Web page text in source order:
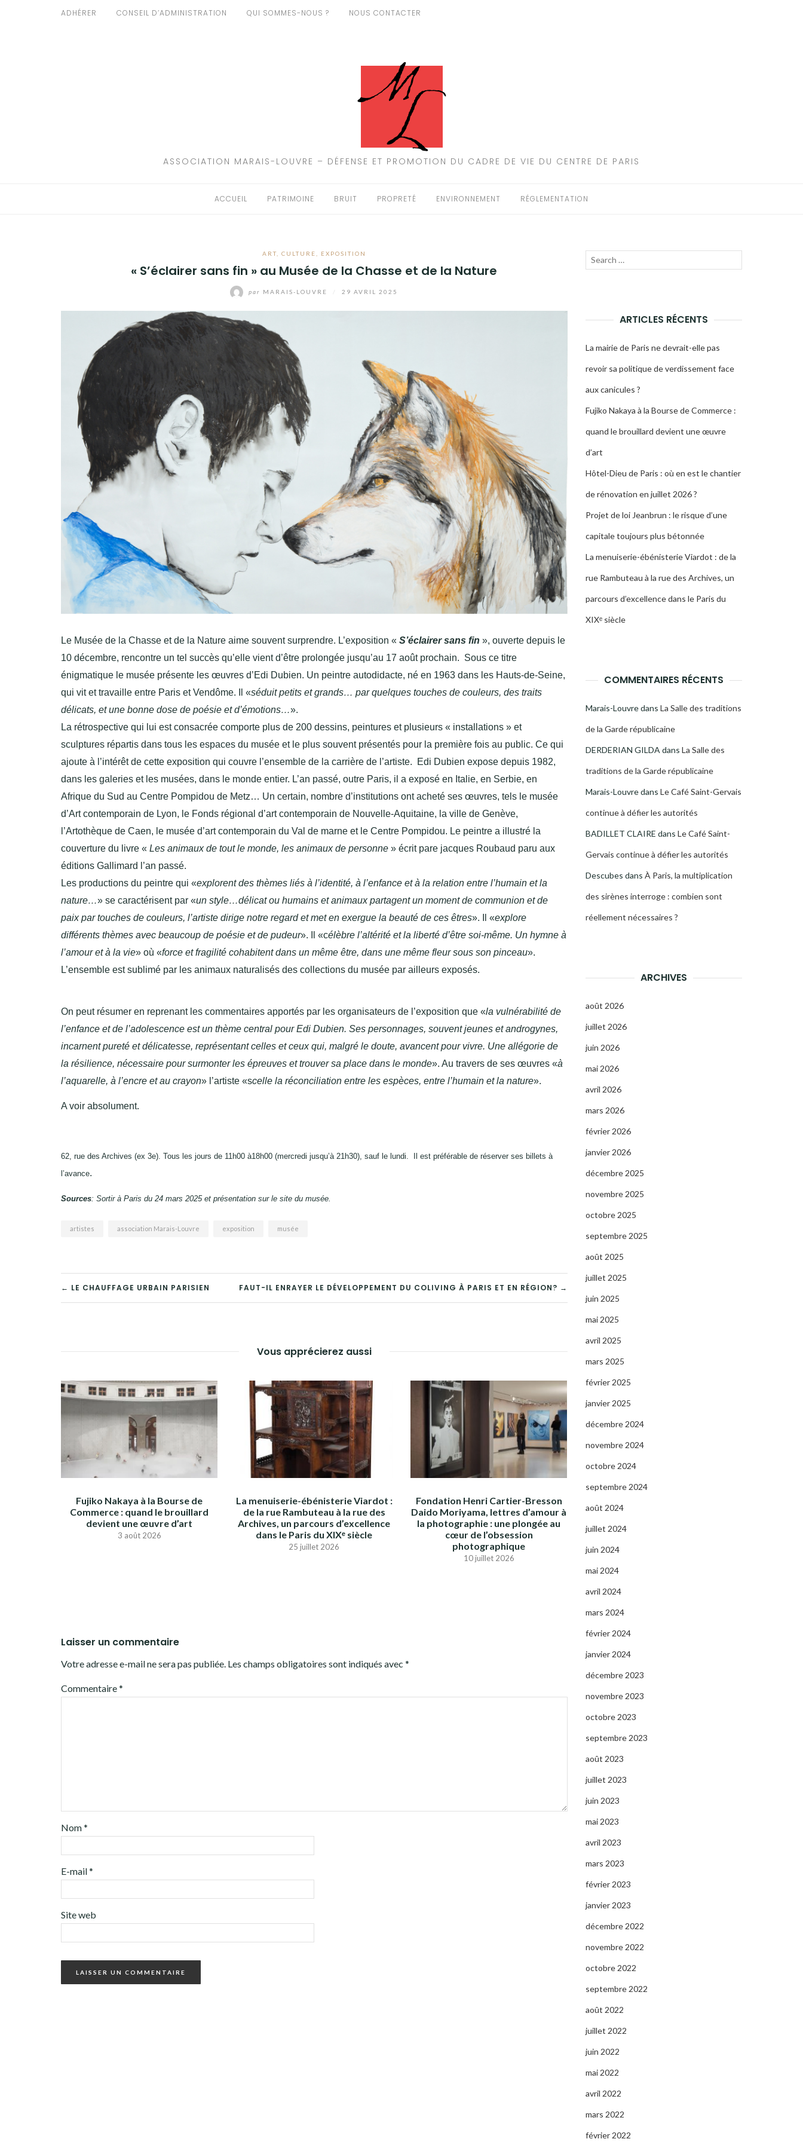
ADHÉRER CONSEIL D’ADMINISTRATION QUI SOMMES-NOUS ? NOUS CONTACTER
ASSOCIATION MARAIS-LOUVRE – DÉFENSE ET PROMOTION DU CADRE DE VIE DU CENTRE DE PARIS
ACCUEIL PATRIMOINE BRUIT PROPRETÉ ENVIRONNEMENT RÉGLEMENTATION
ART, CULTURE EXPOSITION
« S’éclairer sans fin » au Musée de la Chasse et de la Nature
par MARAIS-LOUVRE 29 AVRIL 2025
Le Musée de la Chasse et de la Nature aime souvent surprendre. L’exposition « S’éclairer sans fin », ouverte depuis le
10 décembre, rencontre un tel succès qu’elle vient d’être prolongée jusqu’au 17 août prochain. Sous ce titre
énigmatique le musée présente les œuvres d’Edi Dubien. Un peintre autodidacte, né en 1963 dans les Hauts-de-Seine,
qui vit et travaille entre Paris et Vendôme. Il «séduit petits et grands… par quelques touches de couleurs, des traits
délicats, et une bonne dose de poésie et d’émotions…».
La rétrospective qui lui est consacrée comporte plus de 200 dessins, peintures et plusieurs « installations » et
sculptures répartis dans tous les espaces du musée et le plus souvent présentés pour la première fois au public. Ce qui
ajoute à l’intérêt de cette exposition qui couvre l’ensemble de la carrière de l’artiste.
Edi Dubien expose depuis 1982,
dans les galeries et les musées, dans le monde entier. L’an passé, outre Paris, il a exposé en Italie, en Serbie, en
Afrique du Sud au Centre Pompidou de Metz… Un certain, nombre d’institutions ont acheté ses œuvres, tels le musée
d’Art contemporain de Lyon, le Fonds régional d’art contemporain de Nouvelle-Aquitaine, la ville de Genève,
l’Artothèque de Caen, le musée d’art contemporain du Val de marne et le Centre Pompidou. Le peintre a illustré la
couverture du livre « Les animaux de tout le monde, les animaux de personne » écrit pare jacques Roubaud paru aux
éditions Gallimard l’an passé.
Les productions du peintre qui «explorent des thèmes liés à l’identité, à l’enfance et à la relation entre l’humain et la
nature…» se caractérisent par «un style…délicat ou humains et animaux partagent un moment de communion et de
paix par touches de couleurs, l’artiste dirige notre regard et met en exergue la beauté de ces êtres». Il «explore
différents thèmes avec beaucoup de poésie et de pudeur». Il «célèbre l’altérité et la liberté d’être soi-même. Un hymne à
l’amour et à la vie» où «force et fragilité cohabitent dans un même être, dans une même fleur sous son pinceau».
L’ensemble est sublimé par les animaux naturalisés des collections du musée par ailleurs exposés.
On peut résumer en reprenant les commentaires apportés par les organisateurs de l’exposition que «la vulnérabilité de
l’enfance et de l’adolescence est un thème central pour Edi Dubien. Ses personnages, souvent jeunes et androgynes,
incarnent pureté et délicatesse, représentant celles et ceux qui, malgré le doute, avancent pour vivre. Une allégorie de
la résilience, nécessaire pour surmonter les épreuves et trouver sa place dans le monde». Au travers de ses œuvres «à
l’aquarelle, à l’encre et au crayon» l’artiste «scelle la réconciliation entre les espèces, entre l’humain et la nature».
A voir absolument.
62, rue des Archives (ex 3e). Tous les jours de 11h00 à18h00 (mercredi jusqu’à 21h30), sauf le lundi. Il est préférable de réserver ses billets à
l’avance.
Sources: Sortir à Paris du 24 mars 2025 et présentation sur le site du musée.
artistes association Marais-Louvre exposition musée
NAVIGATION
← LE CHAUFFAGE URBAIN PARISIEN FAUT-IL ENRAYER LE DÉVELOPPEMENT DU COLIVING À PARIS ET EN RÉGION? →
Vous apprécierez aussi
Fujiko Nakaya à la Bourse de
Commerce : quand le brouillard
devient une œuvre d’art
3 août 2026
La menuiserie-ébénisterie Viardot :
de la rue Rambuteau à la rue des
Archives, un parcours d’excellence
dans le Paris du XIXᵉ siècle
25 juillet 2026
Fondation Henri Cartier-Bresson
Daido Moriyama, lettres d’amour à
la photographie : une plongée au
cœur de l’obsession
photographique
10 juillet 2026
Laisser un commentaire
Votre adresse e-mail ne sera pas publiée. Les champs obligatoires sont indiqués avec *
Commentaire*
Nom*
E-mail*
Site web
Recherche
ARTICLES RÉCENTS
La mairie de Paris ne devrait-elle pas
revoir sa politique de verdissement face
aux canicules ?
Fujiko Nakaya à la Bourse de Commerce :
quand le brouillard devient une œuvre
d’art
Hôtel-Dieu de Paris : où en est le chantier
de rénovation en juillet 2026 ?
Projet de loi Jeanbrun : le risque d’une
capitale toujours plus bétonnée
La menuiserie-ébénisterie Viardot : de la
rue Rambuteau à la rue des Archives, un
parcours d’excellence dans le Paris du
XIXᵉ siècle
COMMENTAIRES RÉCENTS
Marais-Louvredans La Salle des traditions
de la Garde républicaine
DERDERIAN GILDA dans La Salle des
traditions de la Garde républicaine
Marais-Louvredans Le Café Saint-Gervais
continue à défier les autorités
BADILLET CLAIRE dans Le Café Saint-
Gervais continue à défier les autorités
Descubes dans À Paris, la multiplication
des sirènes interroge : combien sont
réellement nécessaires ?
ARCHIVES
août 2026
juillet 2026
juin 2026
mai 2026
avril 2026
mars 2026
février 2026
janvier 2026
décembre 2025
novembre 2025
octobre 2025
septembre 2025
août 2025
juillet 2025
juin 2025
mai 2025
avril 2025
mars 2025
février 2025
janvier 2025
décembre 2024
novembre 2024
octobre 2024
septembre 2024
août 2024
juillet 2024
juin 2024
mai 2024
avril 2024
mars 2024
février 2024
janvier 2024
décembre 2023
novembre 2023
octobre 2023
septembre 2023
août 2023
juillet 2023
juin 2023
mai 2023
avril 2023
mars 2023
février 2023
janvier 2023
décembre 2022
novembre 2022
octobre 2022
septembre 2022
août 2022
juillet 2022
juin 2022
mai 2022
avril 2022
mars 2022
février 2022